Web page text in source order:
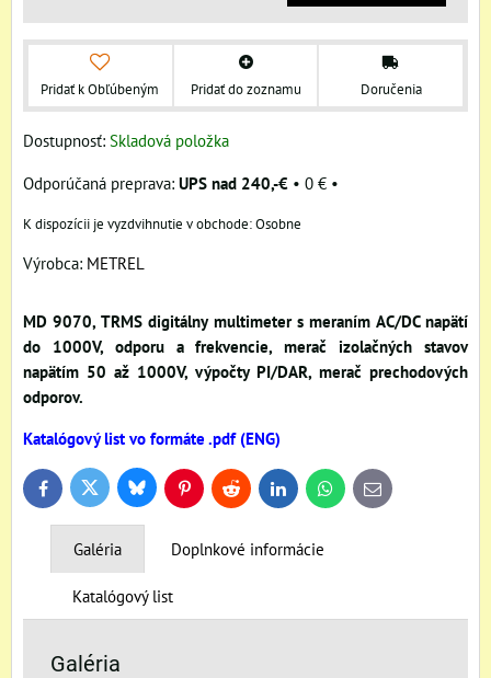
Pridať k Obľúbeným Pridať do zoznamu Doručenia
Dostupnosť: Skladová položka
UPS nad 240,-€ • 0 € •
Osobne
Výrobca: METREL
MD 9070, TRMS digitálny multimeter s meraním AC/DC napätí
do 1000V, odporu a frekvencie, merač izolačných stavov
napätím 50 až 1000V, výpočty PI/DAR, merač prechodových
odporov.
Katalógový list vo formáte .pdf (ENG)
FacebookTwitter BlueskyPinterestReddit LinkedInWhatsApp
E-
mail
Galéria Doplnkové informácie
Katalógový list
Galéria